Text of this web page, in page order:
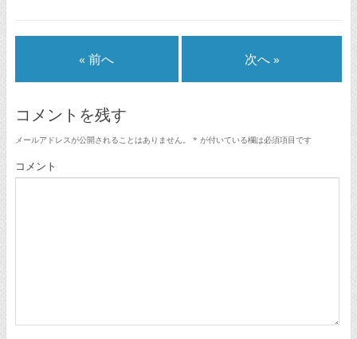
« 前へ 次へ »
コメントを残す
メールアドレスが公開されることはありません。 * が付いている欄は必須項目です
コメント